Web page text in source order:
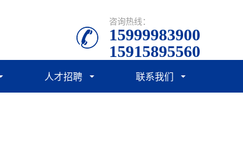
咨询热线：
15999983900
15915895560
人才招聘 联系我们